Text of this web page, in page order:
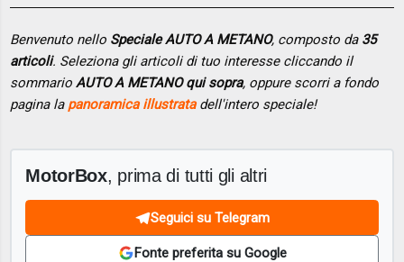
Benvenuto nello Speciale AUTO A METANO, composto da 35
articoli. Seleziona gli articoli di tuo interesse cliccando il
sommarioAUTO A METANO qui sopra, oppure scorri a fondo
pagina la panoramica illustratadell'intero speciale!
MotorBox, prima di tutti gli altri
Seguici su Telegram
Fonte preferita su Google